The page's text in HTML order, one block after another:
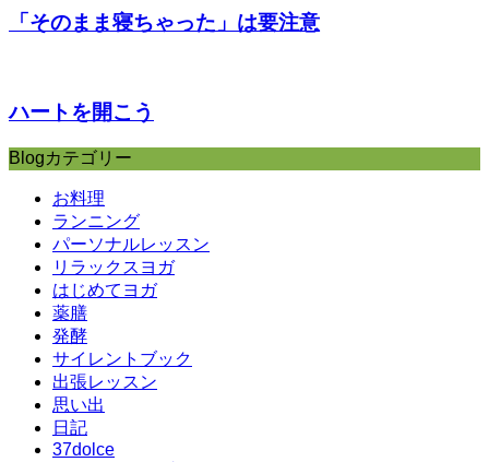
「そのまま寝ちゃった」は要注意
ハートを開こう
Blogカテゴリー
お料理
ランニング
パーソナルレッスン
リラックスヨガ
はじめてヨガ
薬膳
発酵
サイレントブック
出張レッスン
思い出
日記
37dolce